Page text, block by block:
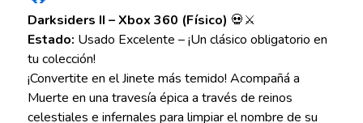
Darksiders II – Xbox 360 (Físico) 💀⚔️
Estado: Usado Excelente – ¡Un clásico obligatorio en
tu colección!
¡Convertite en el Jinete más temido! Acompañá a
Muerte en una travesía épica a través de reinos
celestiales e infernales para limpiar el nombre de su